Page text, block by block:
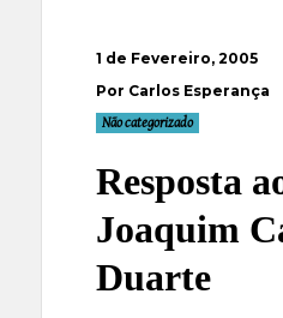
1 de Fevereiro, 2005
Por Carlos Esperança
Não categorizado
Resposta
Joaquim
Duarte